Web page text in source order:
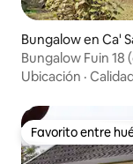
Bungalow en Ca'
Bungalow Fuin
Ubicación ·
Favorito entre
Favorito entre